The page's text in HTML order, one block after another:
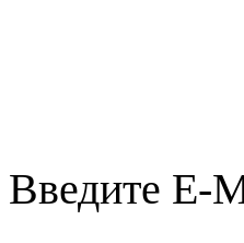
Введите E-